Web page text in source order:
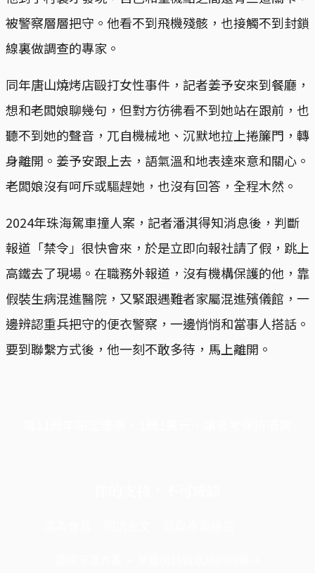
被警察層層把守。他看不到飛機殘骸，也接觸不到封鎖
線裏做調查的專家。
同年唐山燒烤店毆打女性事件，記者姜予安來到餐廳，
想和老闆娘聊幾句，但對方彷彿看不到她站在跟前，也
聽不到她的聲音，兀自機械地、沉默地拉上捲簾門，轉
身離開。姜予安跟上去，語氣溫和地表達來意和關心。
老闆娘沒有呵斥或驅趕她，也沒有回答，全程木然。
2024年珠海駕車撞人案，記者潘淇得知消息後，判斷
報道「禁令」很快會來，於是立即向報社請了假，跳上
高鐵去了現場。在職務外報道，沒有機構保護的他，靠
假裝生病混進醫院，又緊跟遇難者家屬混進殯儀館，一
邊辨認重兵把守的便衣警察，一邊悄悄和當事人搭話。
要到聯繫方式後，他一刻不敢多待，馬上離開。